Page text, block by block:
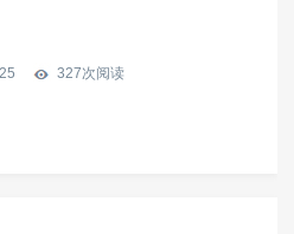
327次阅读